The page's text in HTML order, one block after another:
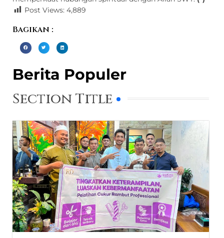
Post Views: 4,889
Bagikan :
Berita Populer
Section Title